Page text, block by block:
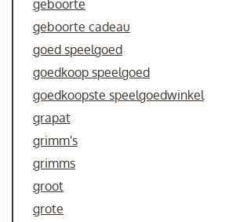
geboorte
geboorte cadeau
goed speelgoed
goedkoop speelgoed
goedkoopste speelgoedwinkel
grapat
grimm's
grimms
groot
grote